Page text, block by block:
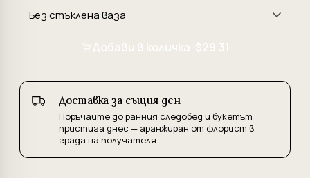
Добави в количка · $29.31
Доставка за същия ден
Поръчайте до ранния следобед и букетът
пристига днес — аранжиран от флорист в
града на получателя.